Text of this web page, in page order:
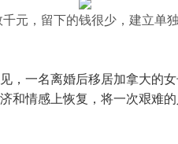
元，留下的钱很少，建立单
，一名离婚后移居加拿大的
和情感上恢复，将一次艰难